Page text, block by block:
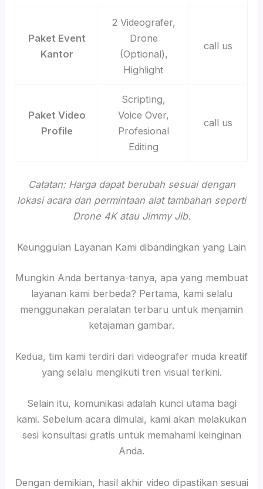
Paket Event
Kantor
2 Videografer,
Drone
(Optional),
Highlight
call us
Paket Video
Profile
Scripting,
Voice Over,
Profesional
Editing
call us
Catatan: Harga dapat berubah sesuai dengan
lokasi acara dan permintaan alat tambahan seperti
Drone 4K atau Jimmy Jib.
Keunggulan Layanan Kami dibandingkan yang Lain
Mungkin Anda bertanya-tanya, apa yang membuat
layanan kami berbeda? Pertama, kami selalu
menggunakan peralatan terbaru untuk menjamin
ketajaman gambar.
Kedua, tim kami terdiri dari videografer muda kreatif
yang selalu mengikuti tren visual terkini.
Selain itu, komunikasi adalah kunci utama bagi
kami. Sebelum acara dimulai, kami akan melakukan
sesi konsultasi gratis untuk memahami keinginan
Anda.
Dengan demikian, hasil akhir video dipastikan sesuai